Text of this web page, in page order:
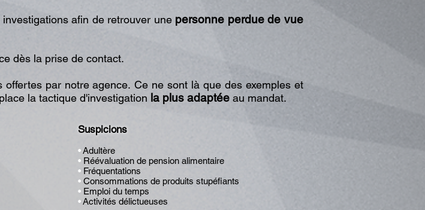
afin de retrouver une personne perdue de vue
dès la prise de contact.
par notre agence. Ce ne sont là que des exemples et
la tactique d'investigation la plus adaptée au mandat.
Suspicions
•Adultère
• Réévaluation de pension alimentaire
• Fréquentations
• Consommations de produits stupéfiants
• Emploi du temps
•Activités délictueuses